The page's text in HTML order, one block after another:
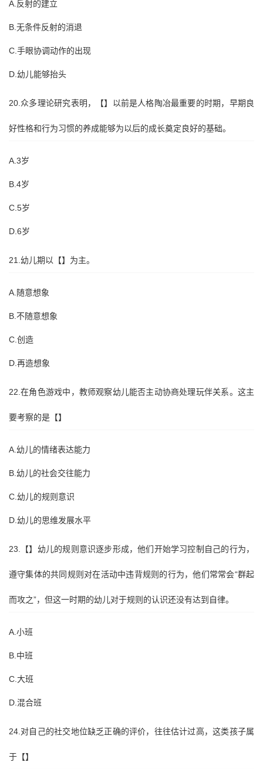
A.反射的建立
B.无条件反射的消退
C.手眼协调动作的出现
D.幼儿能够抬头
20.众多理论研究表明，【】以前是人格陶冶最重要的时期，早期良
好性格和行为习惯的养成能够为以后的成长奠定良好的基础。
A.3岁
B.4岁
C.5岁
D.6岁
21.幼儿期以【】为主。
A.随意想象
B.不随意想象
C.创造
D.再造想象
22.在角色游戏中，教师观察幼儿能否主动协商处理玩伴关系。这主
要考察的是【】
A.幼儿的情绪表达能力
B.幼儿的社会交往能力
C.幼儿的规则意识
D.幼儿的思维发展水平
23.【】幼儿的规则意识逐步形成，他们开始学习控制自己的行为，
遵守集体的共同规则对在活动中违背规则的行为，他们常常会“群起
而攻之”，但这一时期的幼儿对于规则的认识还没有达到自律。
A.小班
B.中班
C.大班
D.混合班
24.对自己的社交地位缺乏正确的评价，往往估计过高，这类孩子属
于【】